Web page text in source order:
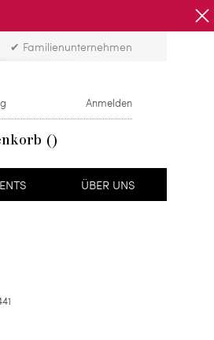
✔ Familienunternehmen
Anmelden
ÜBER UNS